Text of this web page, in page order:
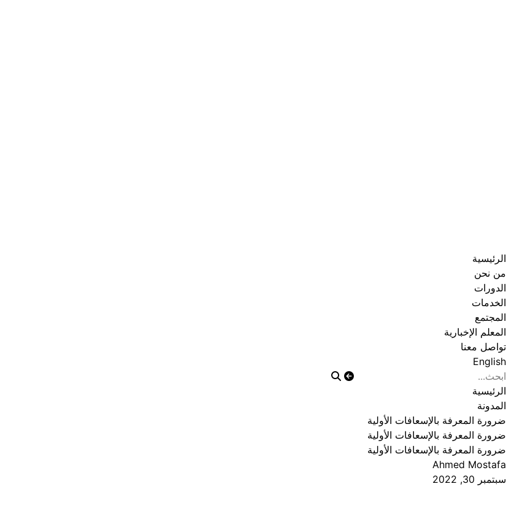
الرئيسية
من نحن
الدورات
الخدمات
المجتمع
المعلم الإخبارية
تواصل معنا
English
الرئيسية
المدونة
ضرورة المعرفة بالإسعافات الأولية
ضرورة المعرفة بالإسعافات الأولية
ضرورة المعرفة بالإسعافات الأولية
Ahmed Mostafa
سبتمبر 30, 2022